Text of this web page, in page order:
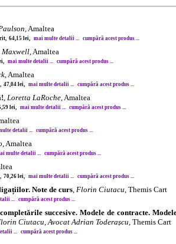
, Amaltea
64,15 lei, mai multe detalii ... cumpără acest produs ...
Maxwell, Amaltea
mai multe detalii ... cumpără acest produs ...
, Amaltea
47,04 lei, mai multe detalii ... cumpără acest produs ...
, Loretta LaRoche, Amaltea
lei, mai multe detalii ... cumpără acest produs ...
detalii ... cumpără acest produs ...
, Amaltea
multe detalii ... cumpără acest produs ...
70,26 lei, mai multe detalii ... cumpără acest produs ...
Note de curs, Florin Ciutacu, Themis Cart
... cumpără acest produs ...
succesive. Modele de contracte.
Ciutacu, Avocat Adrian Toderașcu, Themis Cart
... cumpără acest produs ...